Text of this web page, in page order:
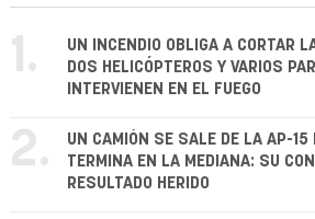
1.
UN INCENDIO OBLIGA A CORTAR
DOS HELICÓPTEROS Y VARIOS
INTERVIENEN EN EL FUEGO
2.
UN CAMIÓN SE SALE DE LA AP-15
TERMINA EN LA MEDIANA: SU
RESULTADO HERIDO